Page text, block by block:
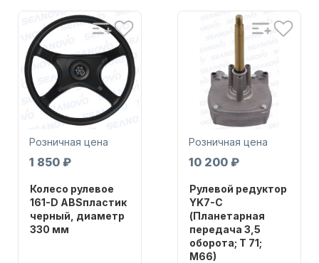
Розничная цена
1 850 ₽
Колесо рулевое
161-D ABSпластик
черный, диаметр
330 мм
Розничная цена
10 200 ₽
Рулевой редуктор
YK7-C
(Планетарная
передача 3,5
оборота; T 71;
M66)